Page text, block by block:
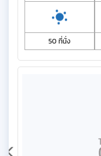
50 ที่นั่ง